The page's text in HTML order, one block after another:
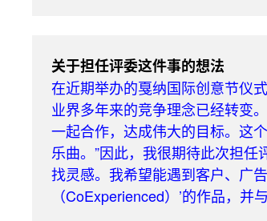
关于担任评委这件事的想法
在近期举办的戛纳国际创意节仪
业界多年来的竞争理念已经转变
一起合作，达成伟大的目标。这
乐曲。”因此，我很期待此次担
找灵感。我希望能遇到客户、广
（CoExperienced）’的作品，并